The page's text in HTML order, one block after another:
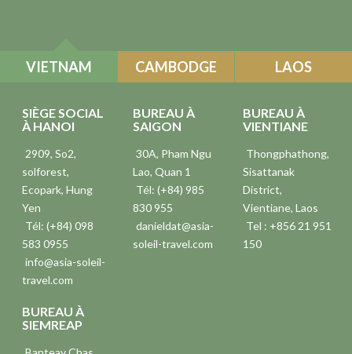
VIETNAM CAMBODGE LAOS
SIÈGE SOCIAL
À HANOI
2909, So2,
solforest,
Ecopark, Hung
Yen
Tél: (+84) 098
583 0955
info@asia-soleil-
travel.com
BUREAU À
SAIGON
30A, Pham Ngu
Lao, Quan 1
Tél: (+84) 985
830 955
danieldat@asia-
soleil-travel.com
BUREAU À
VIENTIANE
Thongphathong,
Sisattanak
District,
Vientiane, Laos
Tel : +856 21 951
150
BUREAU À
SIEMREAP